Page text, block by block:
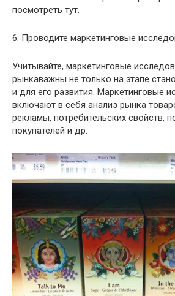
посмотреть тут.
6. Проводите маркетинговые
Учитывайте, маркетинговые
рынкаважны не только на этапе
и для его развития. Маркетинговые
включают в себя анализ рынка
рекламы, потребительских свойств,
покупателей и др.